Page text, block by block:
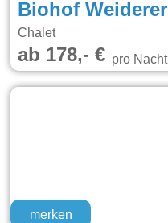
Biohof Weiderer
Chalet
ab 178,- €pro Nacht
merken